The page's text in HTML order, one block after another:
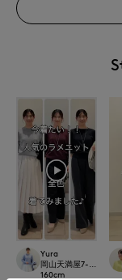
Yura
岡山天満屋7-
160cm